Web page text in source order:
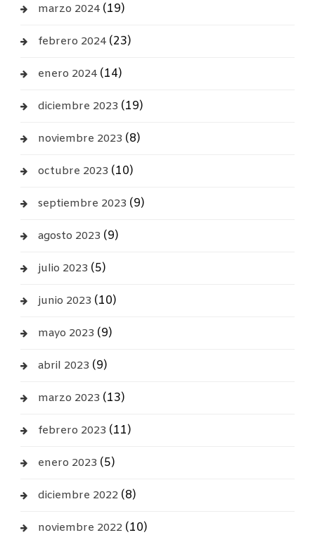
marzo 2024(19)
febrero 2024(23)
enero 2024(14)
diciembre 2023 (19)
noviembre 2023 (8)
octubre 2023 (10)
septiembre 2023 (9)
agosto 2023 (9)
julio 2023 (5)
junio 2023 (10)
mayo 2023 (9)
abril 2023 (9)
marzo 2023 (13)
febrero 2023 (11)
enero 2023 (5)
diciembre 2022 (8)
noviembre 2022 (10)